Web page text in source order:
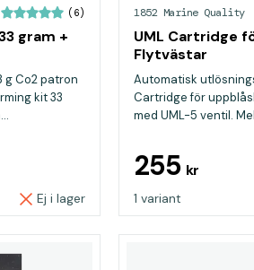
(6)
gram +
g Co2 patron
kit 33
Ej i lager
1852 Marine Quality
UML Cartridge
Flytvästar
Automatisk
Cartridge för
med UML-5 ventil.
255 kr
1 variant